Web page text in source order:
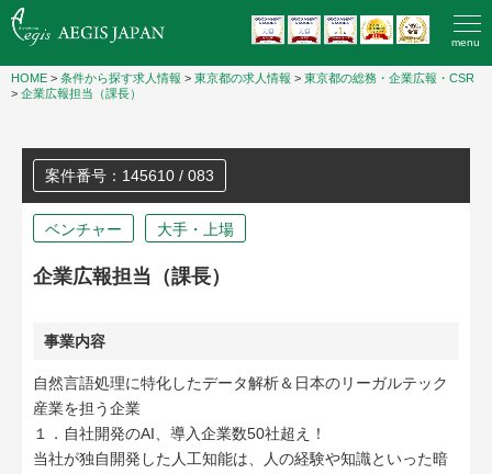
menu
HOME > 条件から探す求人情報 > 東京都の求人情報 > 東京都の総務・企業広報・CSR
> 企業広報担当（課長）
案件番号：145610 / 083
ベンチャー 大手・上場
企業広報担当（課長）
事業内容
自然言語処理に特化したデータ解析＆日本のリーガルテック
産業を担う企業
１．自社開発のAI、導入企業数50社超え！
当社が独自開発した人工知能は、人の経験や知識といった暗